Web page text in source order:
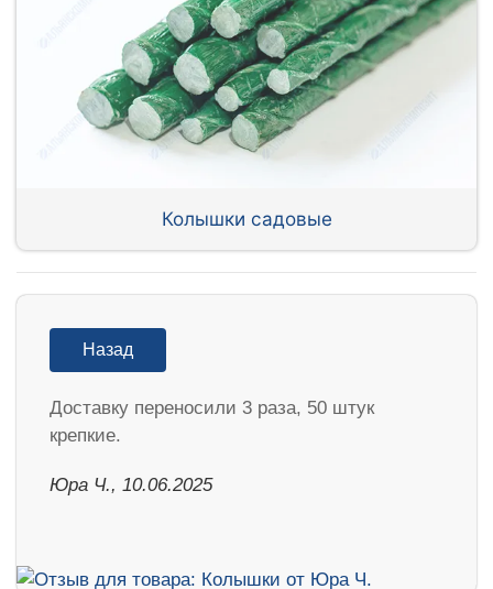
Колышки садовые
Назад
Доставку переносили 3 раза, 50 штук
крепкие.
Юра Ч., 10.06.2025